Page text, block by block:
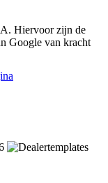
Hiervoor zijn de
Google van kracht